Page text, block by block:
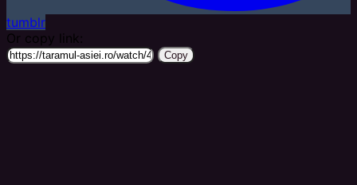
tumblr
Or copy link:
Copy